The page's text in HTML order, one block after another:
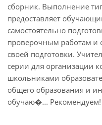
сборник. Выполнение
предоставляет
самостоятельно
проверочным работам и
своей подготовки.
серии для организации
школьниками
общего образования и
обучаю�... Рекомендуем!